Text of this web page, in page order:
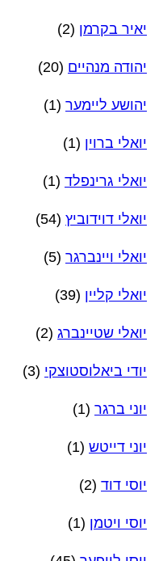
יאיר בקרמן (2)
יהודה מנהיים (20)
יהושע ליימער (1)
יואלי ברוין (1)
יואלי גרינפלד (1)
יואלי דוידוביץ (54)
יואלי ויינברגר (5)
יואלי קליין (39)
יואלי שטיינברג (2)
יודי ביאלוסטוצקי (3)
יוני ברגר (1)
יוני דייטש (1)
יוסי דוד (2)
יוסי ויטמן (1)